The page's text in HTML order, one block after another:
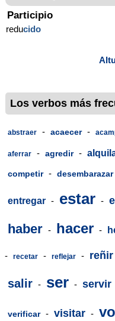
Participio
reducido
Los verbos más
abstraer - acaecer -
aferrar - agredir -
competir - desembarazar
entregar - estar -
haber - hacer -
- recetar - reflejar - reñir
salir - ser - servir
verificar - visitar -